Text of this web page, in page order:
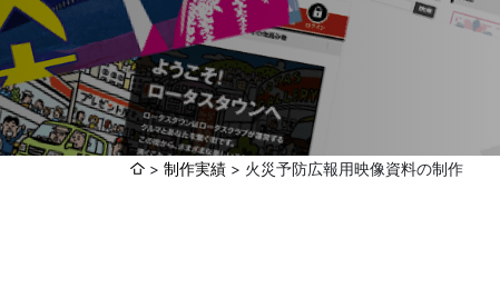
会社概要
WEB
ホームページ制作・運営
ランディングページ制作
Web分析・改善・コンサルティング
インターネット広告代行
制作実績 火災予防広報用映像資料の制作